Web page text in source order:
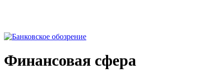
Финансовая сфера